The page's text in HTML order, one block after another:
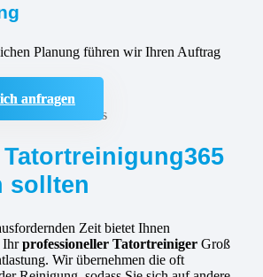
Planung führen wir Ihren Auftrag
anfragen
sollten
Zeit bietet Ihnen
Ihrprofessioneller Tatortreiniger Groß
Wir übernehmen die oft